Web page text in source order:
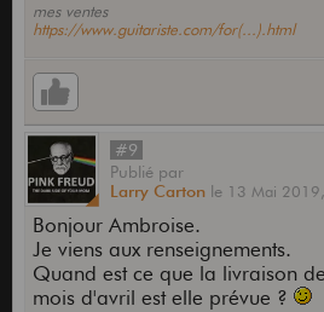
mes ventes
https://www.guitariste.com/for(...).html
#9
Publié par
Larry Carton le 13 Mai 2019,
Bonjour Ambroise.
Je viens aux renseignements.
Quand est ce que la livraison
mois d'avril est elle prévue ?